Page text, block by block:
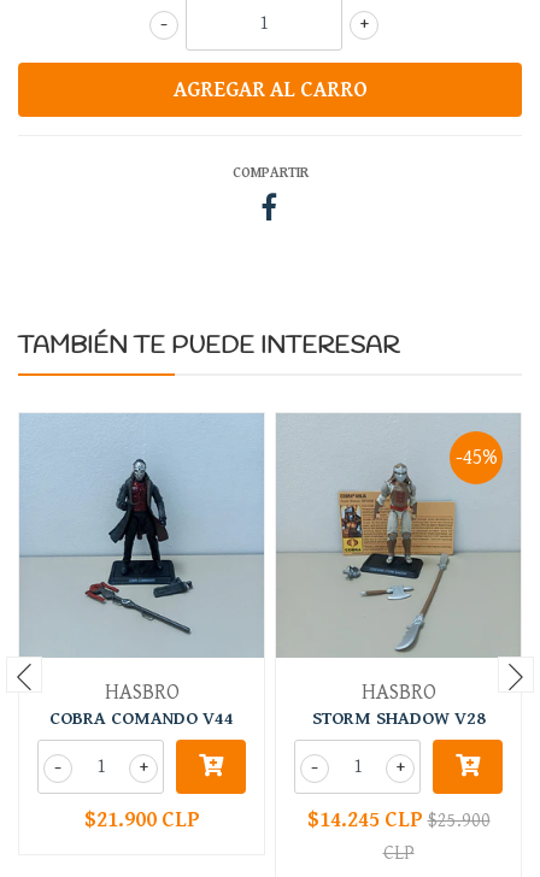
+
-
COMPARTIR
TAMBIÉN TE PUEDE INTERESAR
HASBRO
COBRA COMANDO V44
+
-
$21.900 CLP
-45%
HASBRO
STORM SHADOW V28
+
-
$14.245 CLP$25.900
CLP